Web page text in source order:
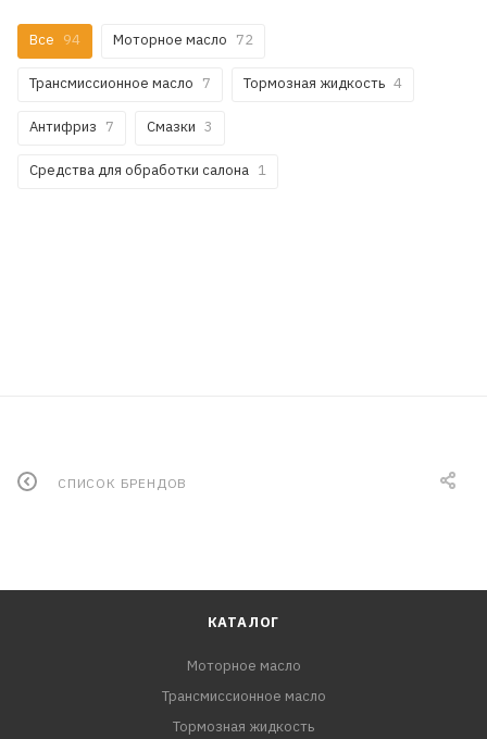
Все 94 Моторное масло 72
Трансмиссионное масло 7 Тормозная жидкость 4
Антифриз 7 Смазки 3
Средства для обработки салона 1
СПИСОК БРЕНДОВ
КАТАЛОГ
Моторное масло
Трансмиссионное масло
Тормозная жидкость